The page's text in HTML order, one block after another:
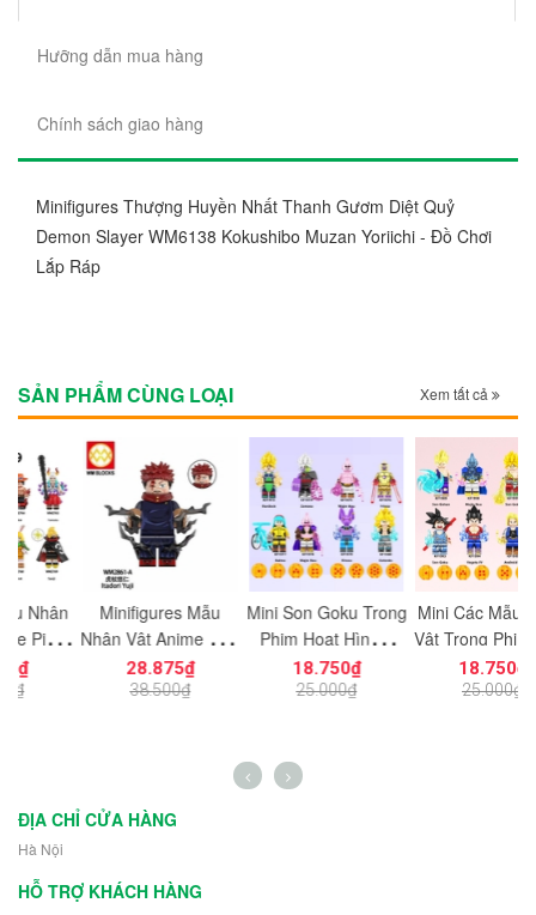
Hưỡng dẫn mua hàng
Chính sách giao hàng
Minifigures Thượng Huyền Nhất Thanh Gươm Diệt Quỷ
Demon Slayer WM6138 Kokushibo Muzan Yoriichi - Đồ Chơi
Lắp Ráp
SẢN PHẨM CÙNG LOẠI Xem tất cả
Minifigures Mẫu
Nhân Vật Anime Chú
Thuật Hồi Chiến
Itadori Yuji WM2861-
28.875₫
38.500₫
Mini Son Goku Trong
Phim Hoạt Hình 7
Viên Ngọc Rồng
KF6193 - Đồ Chơi
18.750₫
25.000₫
Mini Các Mẫu Nhân
Vật Trong Phim Hoạt
Hình 7 Viên Ngọc
Rồng KF6195 - Đồ
18.750₫
25.000₫
ĐỊA CHỈ CỬA HÀNG
Hà Nội
HỖ TRỢ KHÁCH HÀNG